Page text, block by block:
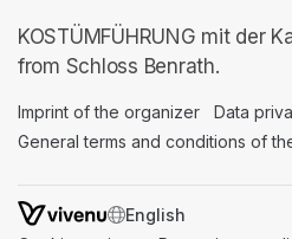
KOSTÜMFÜHRUNG mit der
from Schloss Benrath.
Imprint of the organizer (opens in
Data
General terms and conditions of
SWITCH LANGUAGE